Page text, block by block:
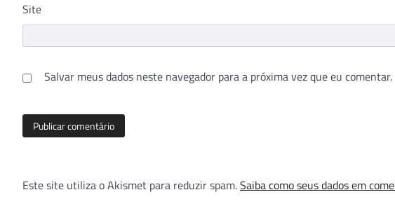
Site
Salvar meus dados neste navegador para a próxima vez que eu comentar.
Este site utiliza o Akismet para reduzir spam.Saiba como seus dados em